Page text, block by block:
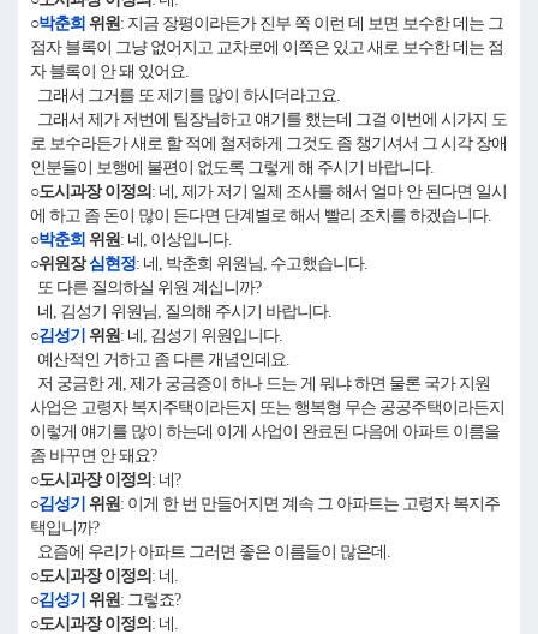
○박춘희 위원: 지금 장평이라든가 진부 쪽 이런 데 보면 보수한 데는 그
점자 블록이 그냥 없어지고 교차로에 이쪽은 있고 새로 보수한 데는 점
자 블록이 안 돼 있어요.
그래서 그거를 또 제기를 많이 하시더라고요.
그래서 제가 저번에 팀장님하고 얘기를 했는데 그걸 이번에 시가지 도
로 보수라든가 새로 할 적에 철저하게 그것도 좀 챙기셔서 그 시각 장애
인분들이 보행에 불편이 없도록 그렇게 해 주시기 바랍니다.
○도시과장 이정의 : 네, 제가 저기 일제 조사를 해서 얼마 안 된다면 일시
에 하고 좀 돈이 많이 든다면 단계별로 해서 빨리 조치를 하겠습니다.
○박춘희 위원: 네, 이상입니다.
○위원장심현정: 네, 박춘희 위원님, 수고했습니다.
또 다른 질의하실 위원 계십니까?
네, 김성기 위원님, 질의해 주시기 바랍니다.
○김성기 위원: 네, 김성기 위원입니다.
예산적인 거하고 좀 다른 개념인데요.
저 궁금한 게, 제가 궁금증이 하나 드는 게 뭐냐 하면 물론 국가 지원
사업은 고령자 복지주택이라든지 또는 행복형 무슨 공공주택이라든지
이렇게 얘기를 많이 하는데 이게 사업이 완료된 다음에 아파트 이름을
좀 바꾸면 안 돼요?
○도시과장 이정의 : 네?
○김성기 위원: 이게 한 번 만들어지면 계속 그 아파트는 고령자 복지주
택입니까?
요즘에 우리가 아파트 그러면 좋은 이름들이 많은데.
○도시과장 이정의 : 네.
○김성기 위원: 그렇죠?
○도시과장 이정의 : 네.